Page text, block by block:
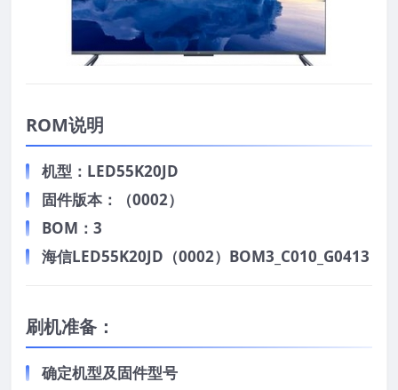
ROM说明
机型：LED55K20JD
固件版本：（0002）
BOM：3
海信LED55K20JD（0002）BOM3_C010_G0413
刷机准备：
确定机型及固件型号